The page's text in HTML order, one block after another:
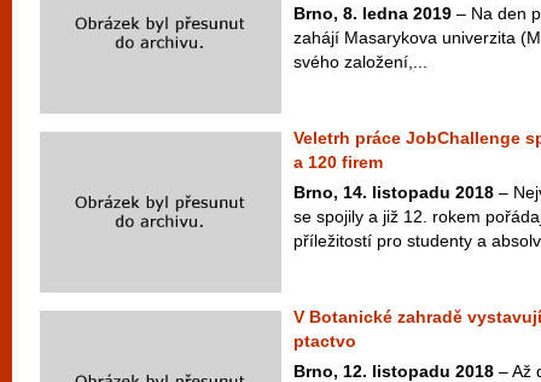
Brno, 8. ledna 2019 – Na den
zahájí Masarykova univerzita
svého založení,...
Veletrh práce JobChallenge
a 120 firem
Brno, 14. listopadu 2018 –
se spojily a již 12. rokem
příležitostí pro studenty a
V Botanické zahradě
ptactvo
Brno, 12. listopadu 2018 – Až